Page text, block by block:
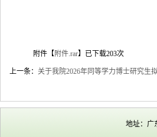
附件【附件.rar】已下载203次
上一条： 关于我院2026年同等学力博士研究生
地址：广